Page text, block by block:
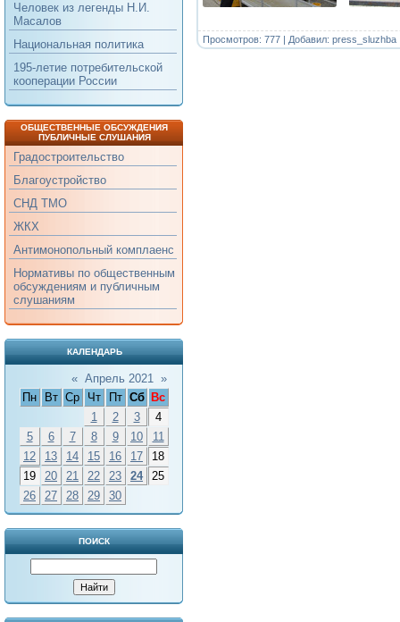
Человек из легенды Н.И.
Масалов
Национальная политика
195-летие потребительской
кооперации России
ОБЩЕСТВЕННЫЕ ОБСУЖДЕНИЯ
ПУБЛИЧНЫЕ СЛУШАНИЯ
Градостроительство
Благоустройство
СНД ТМО
ЖКХ
Антимонопольный комплаенс
Нормативы по общественным
обсуждениям и публичным
слушаниям
КАЛЕНДАРЬ
« Апрель 2021 »
Пн
Вт Ср Чт Пт Сб
Вс
1
2 3
4
5
6 7 8 9 10
11
12
13 14 15 16 17
18
19
20 21 22 23 24
25
26
27 28 29 30
ПОИСК
Просмотров: 777 | Добавил: press_sluzhba